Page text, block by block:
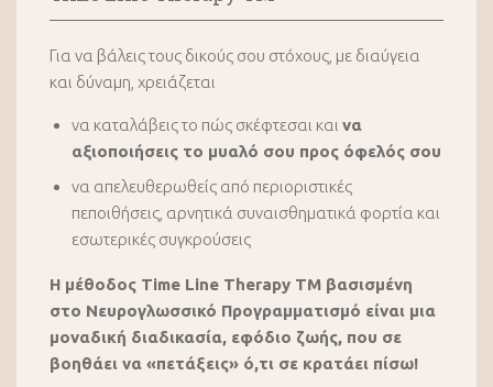
Για να βάλεις τους δικούς σου στόχους, με διαύγεια
και δύναμη, χρειάζεται
να καταλάβεις το πώς σκέφτεσαι και να
αξιοποιήσεις το μυαλό σου προς όφελός σου
να απελευθερωθείς από περιοριστικές
πεποιθήσεις, αρνητικά συναισθηματικά φορτία και
εσωτερικές συγκρούσεις
Η μέθοδος Time Line Therapy ΤΜ βασισμένη
στο Νευρογλωσσικό Προγραμματισμό είναι μια
μοναδική διαδικασία, εφόδιο ζωής, που σε
βοηθάει να «πετάξεις» ό,τι σε κρατάει πίσω!